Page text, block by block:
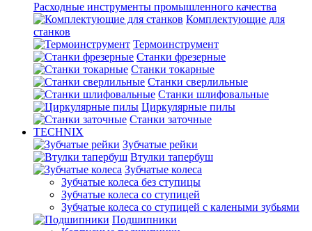
Расходные инструменты промышленного качества
Комплектующие для
станков
Термоинструмент
Станки фрезерные
Станки токарные
Станки сверлильные
Станки шлифовальные
Циркулярные пилы
Станки заточные
TECHNIX
Зубчатые рейки
Втулки тапербуш
Зубчатые колеса
Зубчатые колеса без ступицы
Зубчатые колеса со ступицей
Зубчатые колеса со ступицей с калеными зубьями
Подшипники